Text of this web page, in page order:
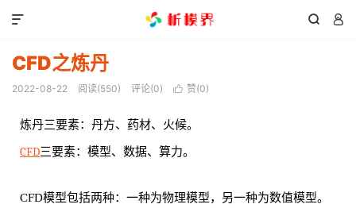
 

CFD之炼丹
2022-08-22 阅读(550) 评论(0)  赞(0)
炼丹三要素：丹方、药材、火候。
CFD三要素：模型、数据、算力。
CFD模型包括两种：一种为物理模型，另一种为数值模型。